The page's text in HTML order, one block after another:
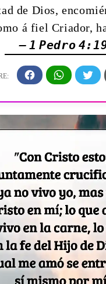
de Dios,
á fiel Criador,
— 1 Pedro